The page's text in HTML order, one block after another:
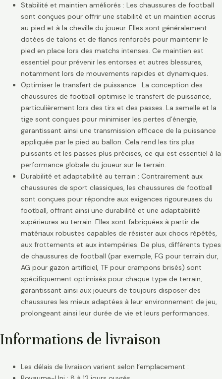
Stabilité et maintien améliorés : Les chaussures de football
sont conçues pour offrir une stabilité et un maintien accrus
au pied et à la cheville du joueur. Elles sont généralement
dotées de talons et de flancs renforcés pour maintenir le
pied en place lors des matchs intenses. Ce maintien est
essentiel pour prévenir les entorses et autres blessures,
notamment lors de mouvements rapides et dynamiques.
Optimiser le transfert de puissance : La conception des
chaussures de football optimise le transfert de puissance,
particulièrement lors des tirs et des passes. La semelle et la
tige sont conçues pour minimiser les pertes d’énergie,
garantissant ainsi une transmission efficace de la puissance
appliquée par le pied au ballon. Cela rend les tirs plus
puissants et les passes plus précises, ce qui est essentiel à la
performance globale du joueur sur le terrain.
Durabilité et adaptabilité au terrain : Contrairement aux
chaussures de sport classiques, les chaussures de football
sont conçues pour répondre aux exigences rigoureuses du
football, offrant ainsi une durabilité et une adaptabilité
supérieures au terrain. Elles sont fabriquées à partir de
matériaux robustes capables de résister aux chocs répétés,
aux frottements et aux intempéries. De plus, différents types
de chaussures de football (par exemple, FG pour terrain dur,
AG pour gazon artificiel, TF pour crampons brisés) sont
spécifiquement optimisés pour chaque type de terrain,
garantissant ainsi aux joueurs de toujours disposer des
chaussures les mieux adaptées à leur environnement de jeu,
prolongeant ainsi leur durée de vie et leurs performances.
Informations de livraison
Les délais de livraison varient selon l’emplacement :